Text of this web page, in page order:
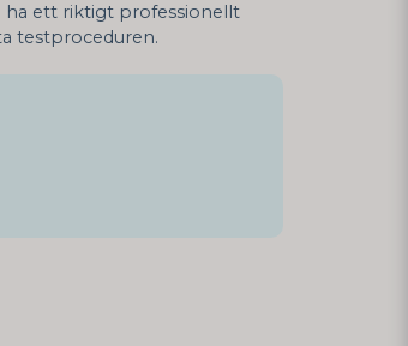
ha ett riktigt professionellt
testproceduren.